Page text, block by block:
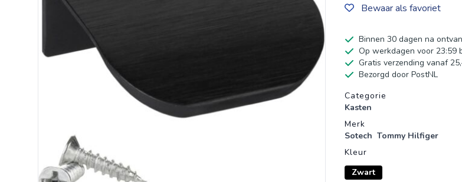
Bewaar als favoriet
Binnen 30 dagen na
Op werkdagen voor 23:59
Gratis verzending vanaf
Bezorgd door PostNL
Productgegevens
Categorie
Kasten
Merk
Sotech Tommy Hilfiger
Kleur
Zwart